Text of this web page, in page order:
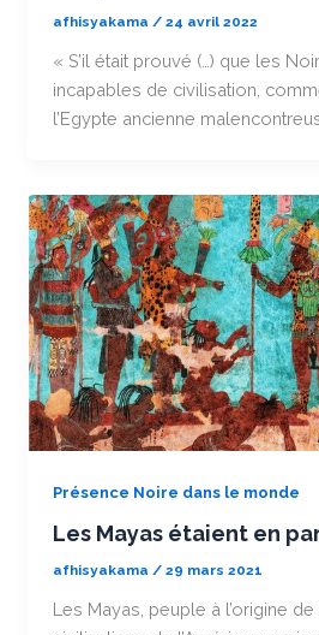
afhisyakama/24 avril 2022
« S’il était prouvé (…) que les
incapables de civilisation,
l’Egypte ancienne
Présence Noire dans le monde
Les Mayas étaient en
afhisyakama/29 mars 2021
Les Mayas, peuple à l’origine